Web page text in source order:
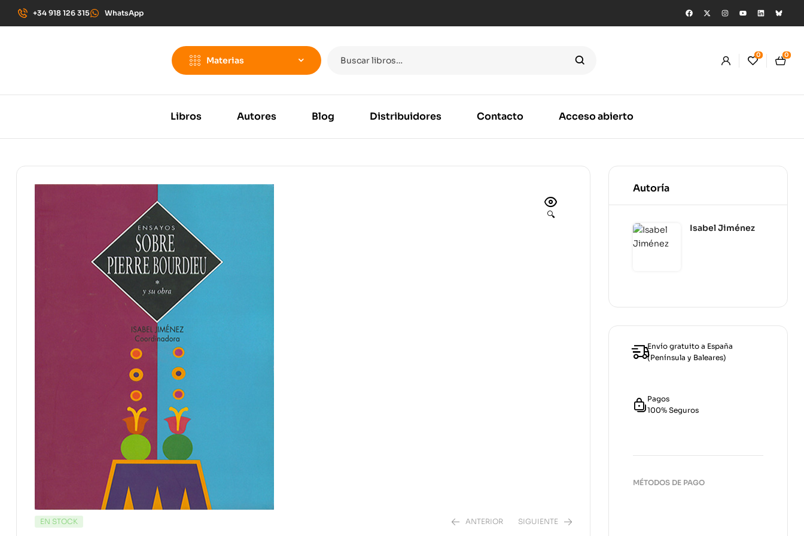
+34 918 126 315 WhatsApp
Materias
0 0
Libros Autores Blog Distribuidores Contacto Acceso abierto
🔍
EN STOCK ANTERIOR SIGUIENTE
Autoría
Isabel Jiménez
Envío gratuito a España
(Península y Baleares)
Pagos
100% Seguros
MÉTODOS DE PAGO